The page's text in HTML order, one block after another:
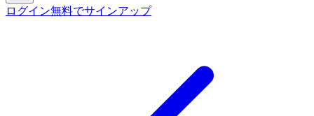
ログイン無料でサインアップ